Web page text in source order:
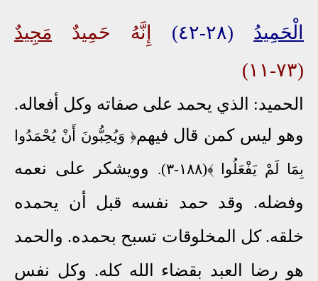
الْحَمِيدُ (٢٨-٤٢) إِنَّهُ حَمِيدٌ مَجِيدٌ
(٧٣-١١)
الحميد: الذي يحمد على صفاته وكل أفعاله.
وهو ليس كمن قال فيهم﴿ وَيُحِبُّونَ أَنْ يُحْمَدُوا
بِمَا لَمْ يَفْعَلُوا ﴾(١٨٨-٣).
وويشكر على نعمه
وفضله. وقد حمد نفسه قبل أن يحمده
خلقه. كل المخلوقات تسبح بحمده. والحمد
هو رضا العبد بقضاء الله كله. وكل نفس